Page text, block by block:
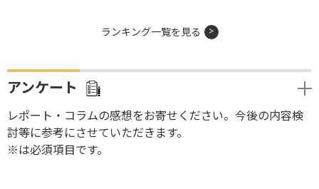
ランキング一覧を見る
アンケート
レポート・コラムの感想をお寄せください。今後の内容検
討等に参考にさせていただきます。
※は必須項目です。